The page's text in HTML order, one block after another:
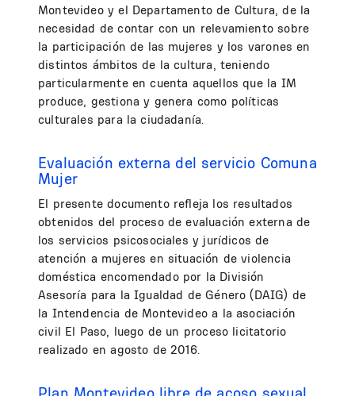
Montevideo y el Departamento de Cultura, de la
necesidad de contar con un relevamiento sobre
la participación de las mujeres y los varones en
distintos ámbitos de la cultura, teniendo
particularmente en cuenta aquellos que la IM
produce, gestiona y genera como políticas
culturales para la ciudadanía.
Evaluación externa del servicio Comuna
Mujer
El presente documento refleja los resultados
obtenidos del proceso de evaluación externa de
los servicios psicosociales y jurídicos de
atención a mujeres en situación de violencia
doméstica encomendado por la División
Asesoría para la Igualdad de Género (DAIG) de
la Intendencia de Montevideo a la asociación
civil El Paso, luego de un proceso licitatorio
realizado en agosto de 2016.